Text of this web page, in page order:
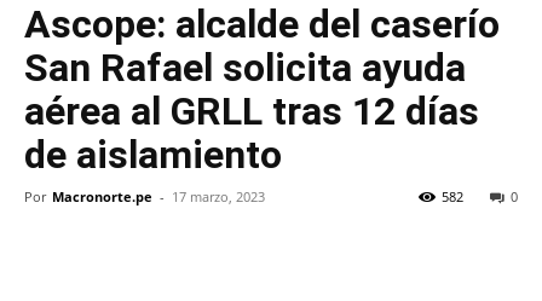
Ascope: alcalde del caserío
San Rafael solicita ayuda
aérea al GRLL tras 12 días
de aislamiento
Por Macronorte.pe - 17 marzo, 2023 0
582